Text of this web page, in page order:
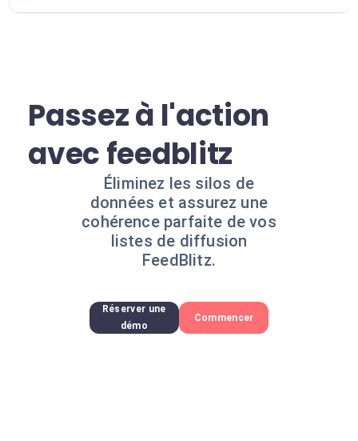
Passez à l'action
avec feedblitz
Éliminez les silos de
données et assurez une
cohérence parfaite de vos
listes de diffusion
FeedBlitz.
Réserver une
démo
Commencer